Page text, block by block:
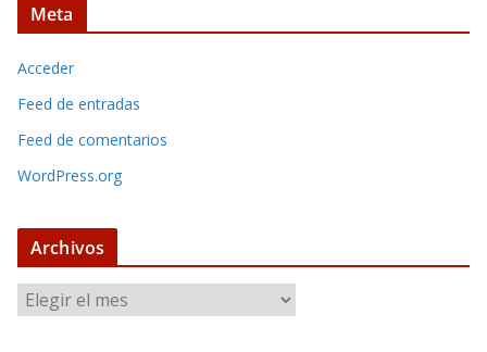
Meta
Acceder
Feed de entradas
Feed de comentarios
WordPress.org
Archivos
r